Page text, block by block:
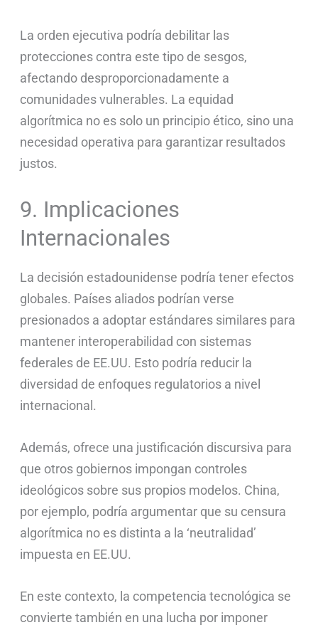
La orden ejecutiva podría debilitar las
protecciones contra este tipo de sesgos,
afectando desproporcionadamente a
comunidades vulnerables. La equidad
algorítmica no es solo un principio ético, sino una
necesidad operativa para garantizar resultados
justos.
9. Implicaciones
Internacionales
La decisión estadounidense podría tener efectos
globales. Países aliados podrían verse
presionados a adoptar estándares similares para
mantener interoperabilidad con sistemas
federales de EE.UU. Esto podría reducir la
diversidad de enfoques regulatorios a nivel
internacional.
Además, ofrece una justificación discursiva para
que otros gobiernos impongan controles
ideológicos sobre sus propios modelos. China,
por ejemplo, podría argumentar que su censura
algorítmica no es distinta a la ‘neutralidad’
impuesta en EE.UU.
En este contexto, la competencia tecnológica se
convierte también en una lucha por imponer